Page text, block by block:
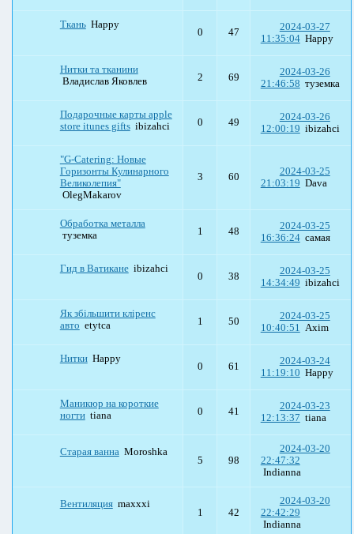
Ткань Happy
0 47
2024-03-27
11:35:04 Happy
Нитки та тканини
Владислав Яковлев
2 69
2024-03-26
21:46:58 туземка
Подарочные карты apple
store itunes gifts ibizahci 0 49
2024-03-26
12:00:19 ibizahci
"G-Catering: Новые
Горизонты Кулинарного
Великолепия"
OlegMakarov
3 60
2024-03-25
21:03:19 Dava
Обработка металла
туземка
1 48
2024-03-25
16:36:24 самая
Гид в Ватикане ibizahci
0 38
2024-03-25
14:34:49 ibizahci
Як збільшити кліренс
авто etytca 1 50
2024-03-25
10:40:51 Axim
Нитки Happy
0 61
2024-03-24
11:19:10 Happy
Маникюр на короткие
ногти tiana 0 41
2024-03-23
12:13:37 tiana
Старая ванна Moroshka
5 98
2024-03-20
22:47:32
Indianna
Вентиляция maxxxi
1 42
2024-03-20
22:42:29
Indianna